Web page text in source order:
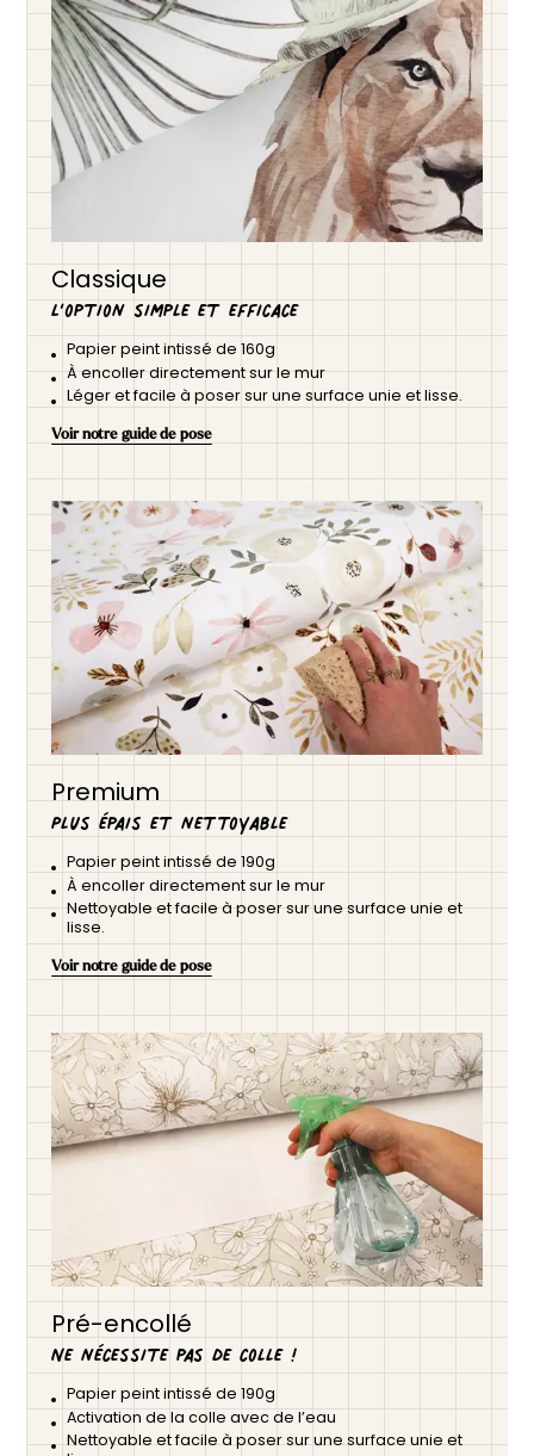
Classique
L’option simple et efficace
Papier peint intissé de 160g
À encoller directement sur le mur
Léger et facile à poser sur une surface unie et lisse.
Voir notre guide de pose
Premium
Plus épais et nettoyable
Papier peint intissé de 190g
À encoller directement sur le mur
Nettoyable et facile à poser sur une surface unie et
lisse.
Voir notre guide de pose
Pré-encollé
Ne nécessite pas de colle !
Papier peint intissé de 190g
Activation de la colle avec de l’eau
Nettoyable et facile à poser sur une surface unie et